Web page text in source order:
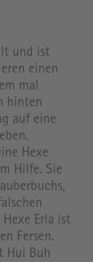
und ist
einen
mal
hinten
auf eine
Hexe
Hilfe. Sie
Erla ist
Fersen.
Hui Buh